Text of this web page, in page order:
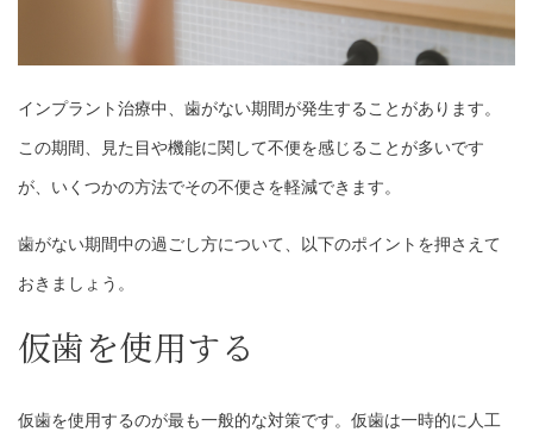
インプラント治療中、歯がない期間が発生することがあります。
この期間、見た目や機能に関して不便を感じることが多いです
が、いくつかの方法でその不便さを軽減できます。
歯がない期間中の過ごし方について、以下のポイントを押さえて
おきましょう。
仮歯を使用する
仮歯を使用するのが最も一般的な対策です。仮歯は一時的に人工